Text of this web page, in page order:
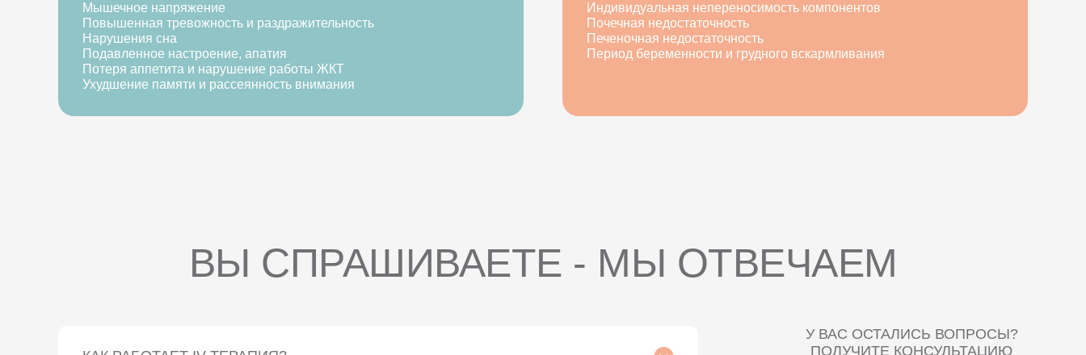
Мышечное напряжение
Повышенная тревожность и раздражительность
Нарушения сна
Подавленное настроение, апатия
Потеря аппетита и нарушение работы ЖКТ
Ухудшение памяти и рассеянность внимания
Индивидуальная непереносимость компонентов
Почечная недостаточность
Печеночная недостаточность
Период беременности и грудного вскармливания
ВЫ СПРАШИВАЕТЕ - МЫ ОТВЕЧАЕМ
У ВАС ОСТАЛИСЬ ВОПРОСЫ?
ПОЛУЧИТЕ КОНСУЛЬТАЦИЮ